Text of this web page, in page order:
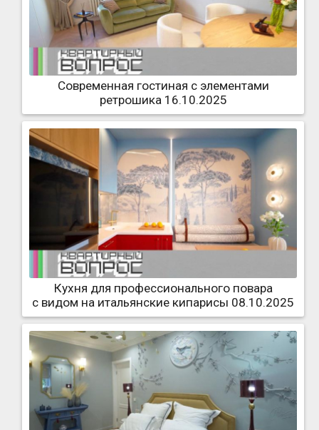
Современная гостиная с элементами
ретрошика 16.10.2025
Кухня для профессионального повара
с видом на итальянские кипарисы 08.10.2025